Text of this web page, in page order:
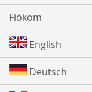
Fiókom
English
Deutsch